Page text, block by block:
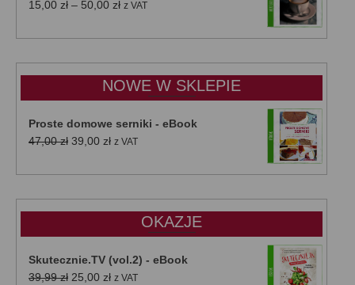
15,00 zł – 50,00 złZakres
od
do
50,00 zł
z VAT
NOWE W SKLEPIE
Proste domowe serniki - eBook
47,00zł Pierwotna
wynosiła:
39,00 złAktualna
wynosi:
z VAT
OKAZJE
Skutecznie.TV (vol.2) - eBook
39,99zł Pierwotna
25,00 złAktualna
z VAT